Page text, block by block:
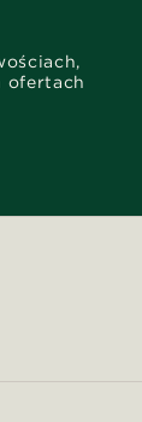
ofertach